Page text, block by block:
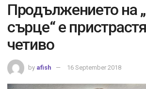
Продължението на
сърце“ е
четиво
by afish 16 September 2018